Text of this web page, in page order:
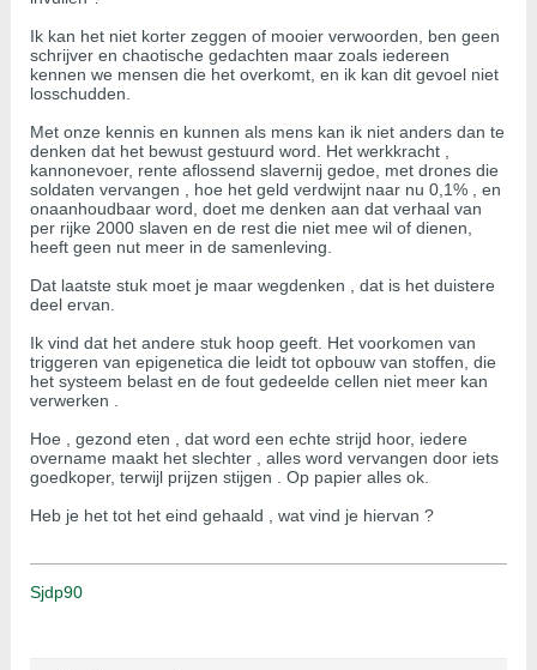
Ik kan het niet korter zeggen of mooier verwoorden, ben geen
schrijver en chaotische gedachten maar zoals iedereen
kennen we mensen die het overkomt, en ik kan dit gevoel niet
losschudden.
Met onze kennis en kunnen als mens kan ik niet anders dan te
denken dat het bewust gestuurd word. Het werkkracht ,
kannonevoer, rente aflossend slavernij gedoe, met drones die
soldaten vervangen , hoe het geld verdwijnt naar nu 0,1% , en
onaanhoudbaar word, doet me denken aan dat verhaal van
per rijke 2000 slaven en de rest die niet mee wil of dienen,
heeft geen nut meer in de samenleving.
Dat laatste stuk moet je maar wegdenken , dat is het duistere
deel ervan.
Ik vind dat het andere stuk hoop geeft. Het voorkomen van
triggeren van epigenetica die leidt tot opbouw van stoffen, die
het systeem belast en de fout gedeelde cellen niet meer kan
verwerken .
Hoe , gezond eten , dat word een echte strijd hoor, iedere
overname maakt het slechter , alles word vervangen door iets
goedkoper, terwijl prijzen stijgen . Op papier alles ok.
Heb je het tot het eind gehaald , wat vind je hiervan ?
Sjdp90